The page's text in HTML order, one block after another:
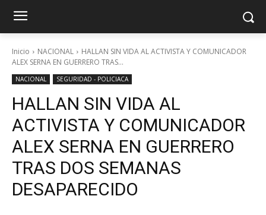
Inicio NACIONAL
HALLAN SIN VIDA AL ACTIVISTA Y COMUNICADOR
ALEX SERNA EN GUERRERO TRAS...
NACIONAL SEGURIDAD - POLICIACA
HALLAN SIN VIDA AL
ACTIVISTA Y COMUNICADOR
ALEX SERNA EN GUERRERO
TRAS DOS SEMANAS
DESAPARECIDO